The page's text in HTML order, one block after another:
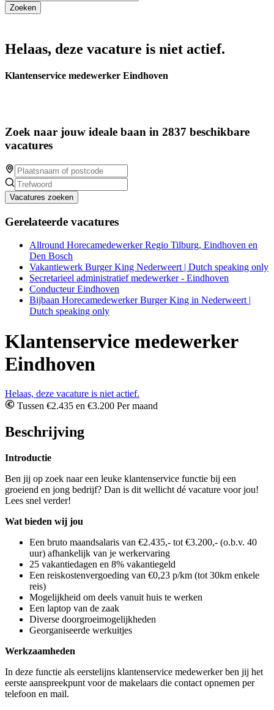
Helaas, deze vacature is niet actief.
Klantenservice medewerker Eindhoven
Zoek naar jouw ideale baan in 2837 beschikbare
vacatures
Vacatures zoeken
Gerelateerde vacatures
Allround Horecamedewerker Regio Tilburg, Eindhoven en
Den Bosch
Vakantiewerk Burger King Nederweert | Dutch speaking only
Secretarieel administratief medewerker - Eindhoven
Conducteur Eindhoven
Bijbaan Horecamedewerker Burger King in Nederweert |
Dutch speaking only
Klantenservice medewerker
Eindhoven
Helaas, deze vacature is niet actief.
Tussen €2.435 en €3.200 Per maand
Beschrijving
Introductie
Ben jij op zoek naar een leuke klantenservice functie bij een
groeiend en jong bedrijf? Dan is dit wellicht dé vacature voor jou!
Lees snel verder!
Wat bieden wij jou
Een bruto maandsalaris van €2.435,- tot €3.200,- (o.b.v. 40
uur) afhankelijk van je werkervaring
25 vakantiedagen en 8% vakantiegeld
Een reiskostenvergoeding van €0,23 p/km (tot 30km enkele
reis)
Mogelijkheid om deels vanuit huis te werken
Een laptop van de zaak
Diverse doorgroeimogelijkheden
Georganiseerde werkuitjes
Werkzaamheden
In deze functie als eerstelijns klantenservice medewerker ben jij het
eerste aanspreekpunt voor de makelaars die contact opnemen per
telefoon en mail.